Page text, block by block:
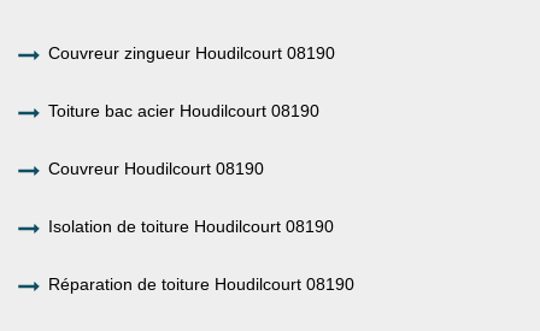
Couvreur zingueur Houdilcourt 08190
Toiture bac acier Houdilcourt 08190
Couvreur Houdilcourt 08190
Isolation de toiture Houdilcourt 08190
Réparation de toiture Houdilcourt 08190